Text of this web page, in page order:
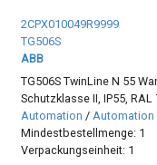
2CPX010049R9999
TG506S
ABB
TG506S TwinLine N 55
Schutzklasse II, IP55, RAL
Automation /Automation
Mindestbestellmenge: 1
Verpackungseinheit: 1